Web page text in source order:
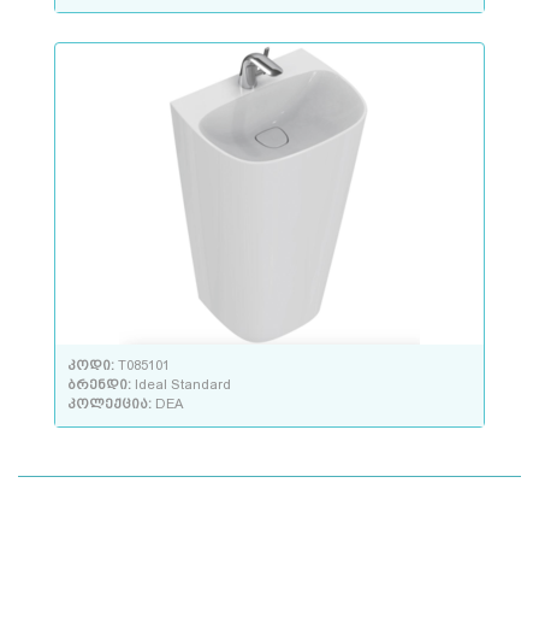
კოდი: T085101
ბრენდი: Ideal Standard
კოლექცია: DEA